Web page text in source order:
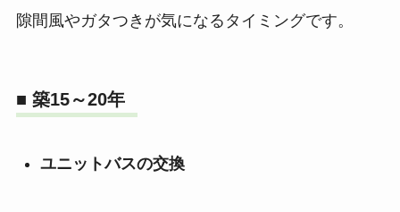
隙間風やガタつきが気になるタイミングです。
■ 築15～20年
ユニットバスの交換